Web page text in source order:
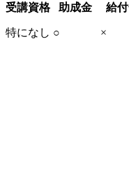
受講資格 助成金 給
特になし ○
×